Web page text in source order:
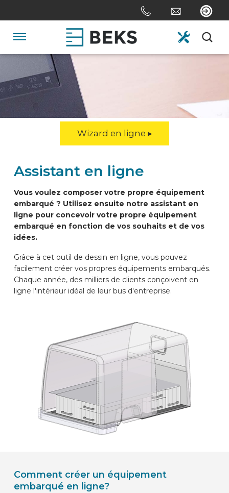
au
the
navigation
SUR MESURE
SECTEURS
DES VOITURES
CONTACT
Wizard en ligne ▸
Assistant en ligne
Vous voulez composer votre propre équipement
embarqué ? Utilisez ensuite notre assistant en
ligne pour concevoir votre propre équipement
embarqué en fonction de vos souhaits et de vos
idées.
Grâce à cet outil de dessin en ligne, vous pouvez
facilement créer vos propres équipements embarqués.
Chaque année, des milliers de clients conçoivent en
ligne l'intérieur idéal de leur bus d'entreprise.
Comment créer un équipement
embarqué en ligne?